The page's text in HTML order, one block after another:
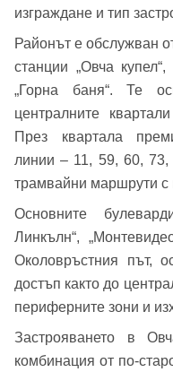
изграждане и тип
Районът е обслужван
станции „Овча
„Горна баня“. Те
централните
През квартала
линии – 11, 59, 60, 73,
трамвайни маршрути с
Основните
Линкълн“,
Околовръстния път,
достъп както до
периферните зони и
Застрояването в
комбинация от по-